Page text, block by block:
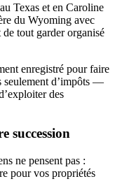
Texas et en Caroline
du Wyoming avec
tout garder organisé
enregistré pour faire
seulement d’impôts —
des
succession
ne pensent pas :
pour vos propriétés